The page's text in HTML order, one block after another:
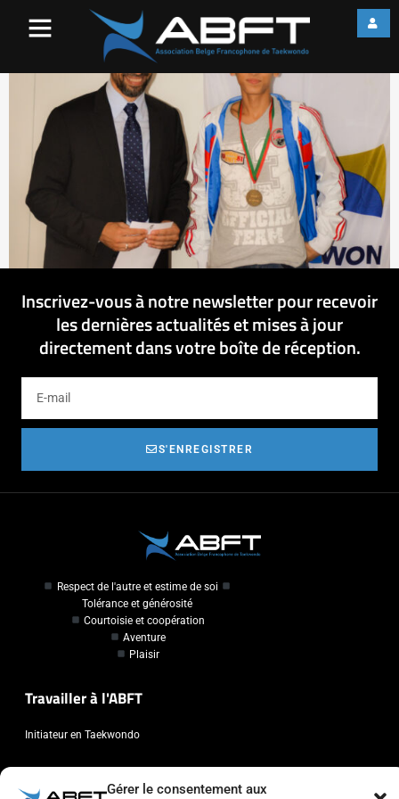
Gérer le consentement aux
Inscrivez-vous à notre newsletter pour recevoir
les dernières actualités et mises à jour
directement dans votre boîte de réception.
S'ENREGISTRER
Respect de l'autre et estime de soi
Tolérance et générosité
Courtoisie et coopération
Aventure
Plaisir
Travailler à l'ABFT
Initiateur en Taekwondo